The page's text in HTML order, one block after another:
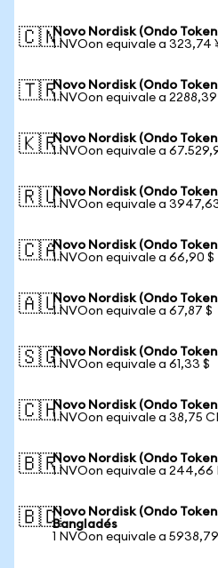
🇨🇳Novo Nordisk (Ondo
1 NVOon equivale a 323,74
🇹🇷Novo Nordisk (Ondo
1 NVOon equivale a
🇰🇷Novo Nordisk (Ondo
1 NVOon equivale a
🇷🇺Novo Nordisk (Ondo
1 NVOon equivale a
🇨🇦Novo Nordisk (Ondo
1 NVOon equivale a 66,90 $
🇦🇺Novo Nordisk (Ondo
1 NVOon equivale a 67,87 $
🇸🇬Novo Nordisk (Ondo
1 NVOon equivale a 61,33 $
🇨🇭Novo Nordisk (Ondo
1 NVOon equivale a 38,75
🇧🇷Novo Nordisk (Ondo
1 NVOon equivale a 244,66
🇧🇩Novo Nordisk (Ondo
Bangladés
1 NVOon equivale a 5938,79